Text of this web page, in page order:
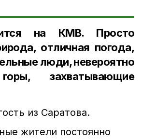
на КМВ. Просто
отличная погода,
люди, невероятно
захватывающие
из Саратова.
жители постоянно